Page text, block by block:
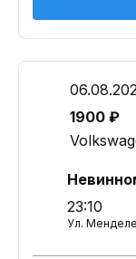
1900 ₽
23:10
Ул.